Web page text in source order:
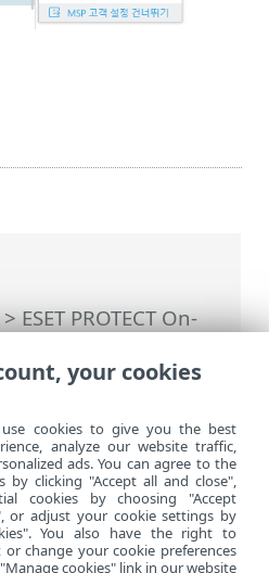
>ESET PROTECT On-
ESET PROTECT On-
건너뛰기
your cookies
cookies to give you the best
analyze our website traffic,
ads. You can agree to the
by clicking "Accept all and close",
cookies by choosing "Accept
or adjust your cookie settings by
You also have the right to
change your cookie preferences
cookies" link in our website